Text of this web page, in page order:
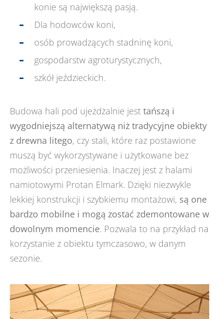
konie są największą pasją.
Dla hodowców koni,
osób prowadzących stadninę koni,
gospodarstw agroturystycznych,
szkół jeździeckich.
Budowa hali pod ujeżdżalnie jest tańszą i
wygodniejszą alternatywą niż tradycyjne obiekty
z drewna litego, czy stali, które raz postawione
muszą być wykorzystywane i użytkowane bez
możliwości przeniesienia. Inaczej jest z halami
namiotowymi Protan Elmark. Dzięki niezwykle
lekkiej konstrukcji i szybkiemu montażowi, są one
bardzo mobilne i mogą zostać zdemontowane w
dowolnym momencie. Pozwala to na przykład na
korzystanie z obiektu tymczasowo, w danym
sezonie.